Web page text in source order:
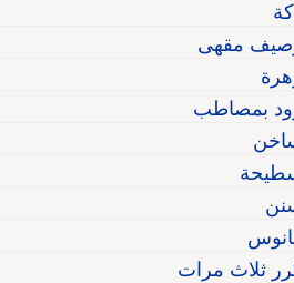
مقهى
بمصاطب
ثلاث مرات